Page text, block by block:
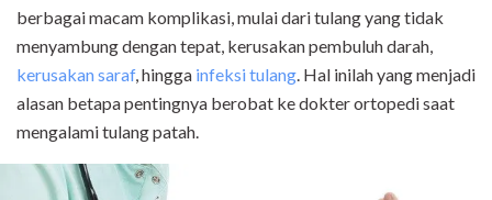
berbagai macam komplikasi, mulai dari tulang yang tidak
menyambung dengan tepat, kerusakan pembuluh darah,
kerusakan saraf, hingga infeksi tulang. Hal inilah yang menjadi
alasan betapa pentingnya berobat ke dokter ortopedi saat
mengalami tulang patah.